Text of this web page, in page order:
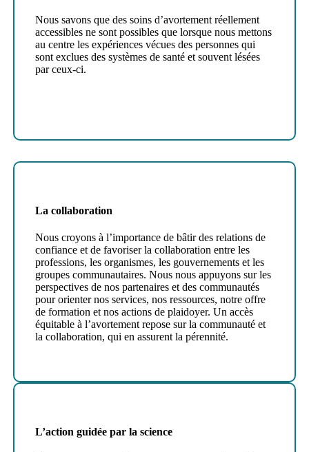
Nous savons que des soins d’avortement réellement
accessibles ne sont possibles que lorsque nous mettons
au centre les expériences vécues des personnes qui
sont exclues des systèmes de santé et souvent lésées
par ceux-ci.
La collaboration
Nous croyons à l’importance de bâtir des relations de
confiance et de favoriser la collaboration entre les
professions, les organismes, les gouvernements et les
groupes communautaires. Nous nous appuyons sur les
perspectives de nos partenaires et des communautés
pour orienter nos services, nos ressources, notre offre
de formation et nos actions de plaidoyer. Un accès
équitable à l’avortement repose sur la communauté et
la collaboration, qui en assurent la pérennité.
L’action guidée par la science